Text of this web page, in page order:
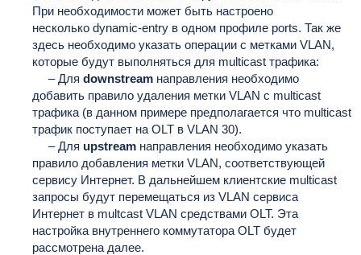
При необходимости может быть настроено
несколько dynamic-entry в одном профиле ports. Так же
здесь необходимо указать операции с метками VLAN,
которые будут выполняться для multicast трафика:
– Для downstreamнаправления необходимо
добавить правило удаления метки VLAN с multicast
трафика (в данном примере предполагается что multicast
трафик поступает на OLT в VLAN 30).
– Для upstreamнаправления необходимо указать
правило добавления метки VLAN, соответствующей
сервису Интернет. В дальнейшем клиентские multicast
запросы будут перемещаться из VLAN сервиса
Интернет в multcast VLAN средствами OLT. Эта
настройка внутреннего коммутатора OLT будет
рассмотрена далее.